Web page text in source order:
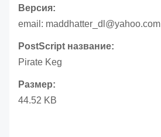
Версия:
email: maddhatter_dl@yahoo.com
PostScript название:
Pirate Keg
Размер:
44.52 KB